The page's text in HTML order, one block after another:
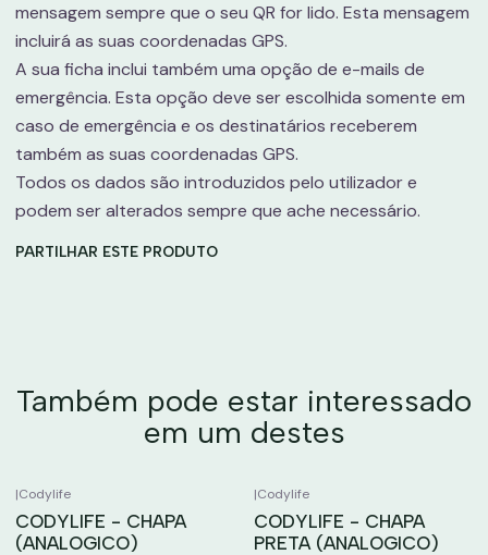
mensagem sempre que o seu QR for lido. Esta mensagem
incluirá as suas coordenadas GPS.
A sua ficha inclui também uma opção de e-mails de
emergência. Esta opção deve ser escolhida somente em
caso de emergência e os destinatários receberem
também as suas coordenadas GPS.
Todos os dados são introduzidos pelo utilizador e
podem ser alterados sempre que ache necessário.
PARTILHAR ESTE PRODUTO
Também pode estar interessado
em um destes
|Codylife
CODYLIFE - CHAPA
(ANALOGICO)
|Codylife
CODYLIFE - CHAPA
PRETA (ANALOGICO)